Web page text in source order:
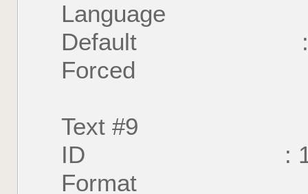
Language :
Default :
Forced :
Text #9
ID :
Format :